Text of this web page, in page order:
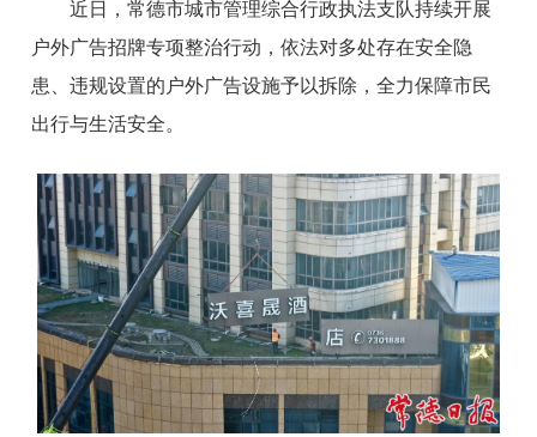
近日，常德市城市管理综合行政执法支队持续开展
户外广告招牌专项整治行动，依法对多处存在安全隐
患、违规设置的户外广告设施予以拆除，全力保障市民
出行与生活安全。